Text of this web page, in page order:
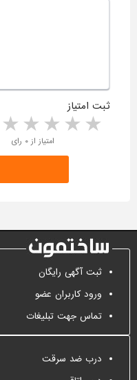
ثبت امتیاز
4 stars 3 stars 2 stars 1 star امتیاز از ۰ رای
ثبت آگهی رایگان
ورود کاربران عضو
تماس جهت تبلیغات
درب ضد سرقت